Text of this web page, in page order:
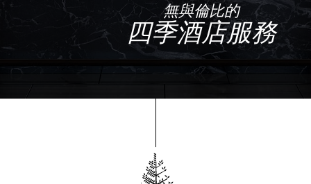
無與倫比的
四季酒店服務